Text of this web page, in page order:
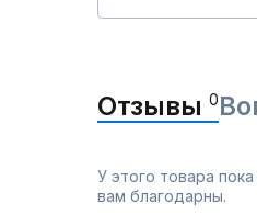
Отзывы 0
У этого товара
вам благодарны.